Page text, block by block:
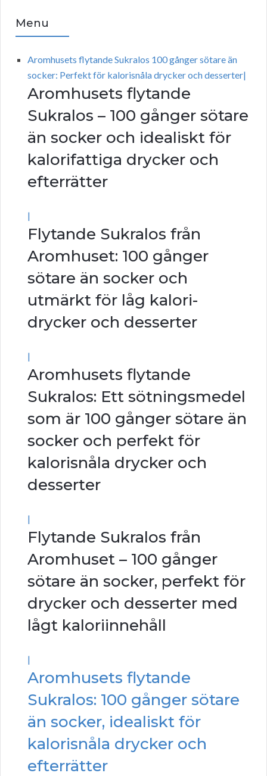
Menu
Aromhusets flytande Sukralos 100 gånger sötare än
socker: Perfekt för kalorisnåla drycker och desserter|
Aromhusets flytande
Sukralos – 100 gånger sötare
än socker och idealiskt för
kalorifattiga drycker och
efterrätter
|
Flytande Sukralos från
Aromhuset: 100 gånger
sötare än socker och
utmärkt för låg kalori-
drycker och desserter
|
Aromhusets flytande
Sukralos: Ett sötningsmedel
som är 100 gånger sötare än
socker och perfekt för
kalorisnåla drycker och
desserter
|
Flytande Sukralos från
Aromhuset – 100 gånger
sötare än socker, perfekt för
drycker och desserter med
lågt kaloriinnehåll
|
Aromhusets flytande
Sukralos: 100 gånger sötare
än socker, idealiskt för
kalorisnåla drycker och
efterrätter